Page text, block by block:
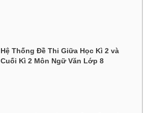
Hệ Thống Đề Thi Giữa Học Kì 2 và
Cuối Kì 2 Môn Ngữ Văn Lớp 8